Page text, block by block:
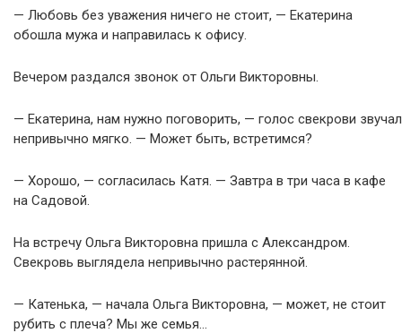
— Любовь без уважения ничего не стоит, — Екатерина
обошла мужа и направилась к офису.
Вечером раздался звонок от Ольги Викторовны.
— Екатерина, нам нужно поговорить, — голос свекрови звучал
непривычно мягко. — Может быть, встретимся?
— Хорошо, — согласилась Катя. — Завтра в три часа в кафе
на Садовой.
На встречу Ольга Викторовна пришла с Александром.
Свекровь выглядела непривычно растерянной.
— Катенька, — начала Ольга Викторовна, — может, не стоит
рубить с плеча? Мы же семья…